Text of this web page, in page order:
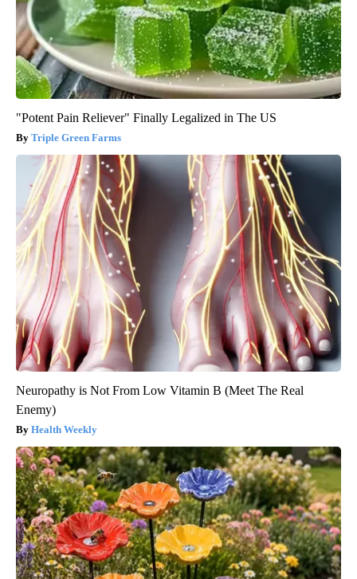
"Potent Pain Reliever" Finally Legalized in The US
Triple Green Farms
Neuropathy is Not From Low Vitamin B (Meet The Real
Enemy)
Health Weekly